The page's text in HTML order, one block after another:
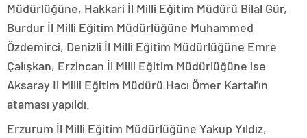
Müdürlüğüne, Hakkari İl Milli Eğitim Müdürü Bilal Gür,
Burdur İl Milli Eğitim Müdürlüğüne Muhammed
Özdemirci, Denizli İl Milli Eğitim Müdürlüğüne Emre
Çalışkan, Erzincan İl Milli Eğitim Müdürlüğüne ise
Aksaray Il Milli Eğitim Müdürü Hacı Ömer Kartal’ın
ataması yapıldı.
Erzurum İl Milli Eğitim Müdürlüğüne Yakup Yıldız,